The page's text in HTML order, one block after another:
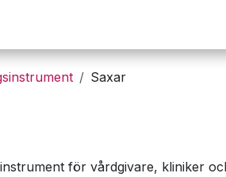
Saxar
för vårdgivare, kliniker